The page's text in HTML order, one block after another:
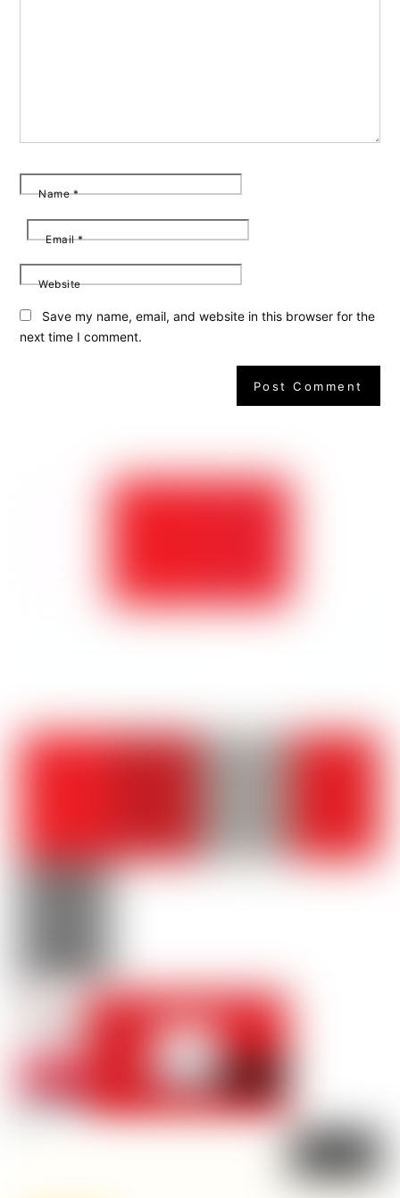
Name*
Email*
Website
Save my name, email, and website in this browser for the
next time I comment.